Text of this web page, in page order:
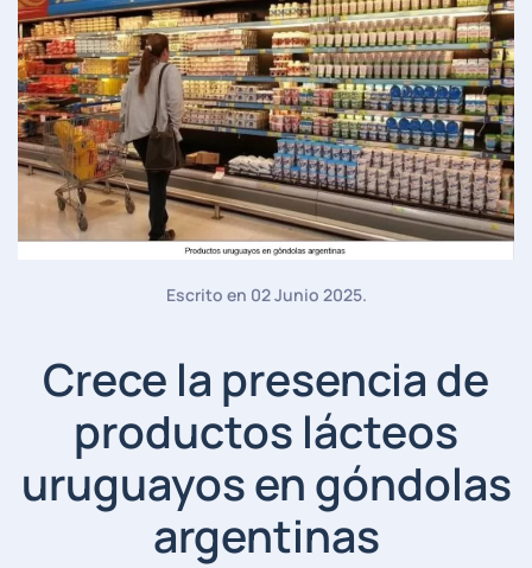
Escrito en 02 Junio 2025.
Crece la presencia de
productos lácteos
uruguayos en góndolas
argentinas